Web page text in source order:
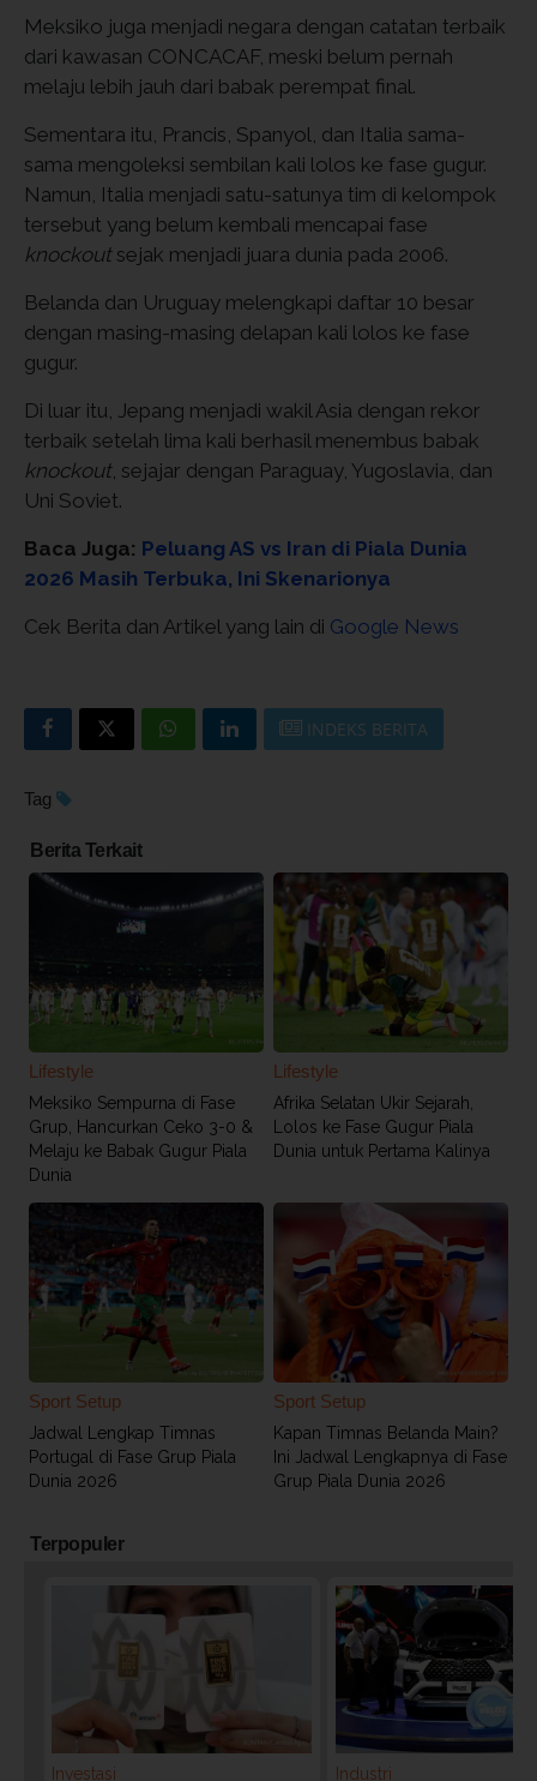
Meksiko juga menjadi negara dengan catatan terbaik
dari kawasan CONCACAF, meski belum pernah
melaju lebih jauh dari babak perempat final.
Sementara itu, Prancis, Spanyol, dan Italia sama-
sama mengoleksi sembilan kali lolos ke fase gugur.
Namun, Italia menjadi satu-satunya tim di kelompok
tersebut yang belum kembali mencapai fase
knockout sejak menjadi juara dunia pada 2006.
Belanda dan Uruguay melengkapi daftar 10 besar
dengan masing-masing delapan kali lolos ke fase
gugur.
Di luar itu, Jepang menjadi wakil Asia dengan rekor
terbaik setelah lima kali berhasil menembus babak
knockout, sejajar dengan Paraguay, Yugoslavia, dan
Uni Soviet.
Baca Juga: Peluang AS vs Iran di Piala Dunia
2026 Masih Terbuka, Ini Skenarionya
Cek Berita dan Artikel yang lain di Google News
INDEKS BERITA
Tag
Berita Terkait
Lifestyle
Meksiko Sempurna di Fase
Grup, Hancurkan Ceko 3-0 &
Melaju ke Babak Gugur Piala
Dunia
Lifestyle
Afrika Selatan Ukir Sejarah,
Lolos ke Fase Gugur Piala
Dunia untuk Pertama Kalinya
Sport Setup
Jadwal Lengkap Timnas
Portugal di Fase Grup Piala
Dunia 2026
Sport Setup
Kapan Timnas Belanda Main?
Ini Jadwal Lengkapnya di Fase
Grup Piala Dunia 2026
Terpopuler
Investasi
Industri